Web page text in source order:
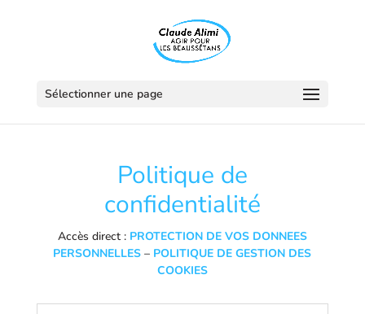
Sélectionner une page
Politique de
confidentialité
Accès direct : PROTECTION DE VOS DONNEES
PERSONNELLES – POLITIQUE DE GESTION DES
COOKIES